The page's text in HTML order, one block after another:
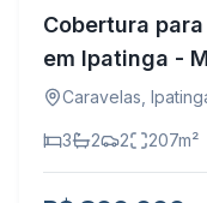
Cobertura
em Ipatinga -
Caravelas,
3 2 2 207m²